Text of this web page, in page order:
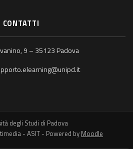
CONTATTI
9 – 35123 Padova
degli Studi di Padova
- ASIT - Powered by Moodle